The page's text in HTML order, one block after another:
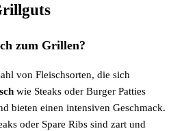
zum Grillen?
von Fleischsorten, die sich
wie Steaks oder Burger Patties
bieten einen intensiven Geschmack.
oder Spare Ribs sind zart und